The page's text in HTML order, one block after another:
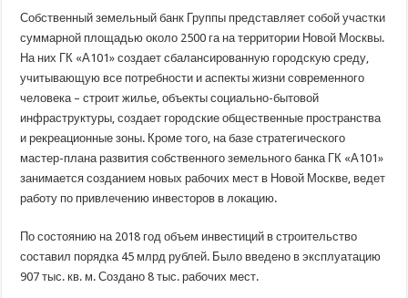
Собственный земельный банк Группы представляет собой участки
суммарной площадью около 2500 га на территории Новой Москвы.
На них ГК «А101» создает сбалансированную городскую среду,
учитывающую все потребности и аспекты жизни современного
человека – строит жилье, объекты социально-бытовой
инфраструктуры, создает городские общественные пространства
и рекреационные зоны. Кроме того, на базе стратегического
мастер-плана развития собственного земельного банка ГК «А101»
занимается созданием новых рабочих мест в Новой Москве, ведет
работу по привлечению инвесторов в локацию.
По состоянию на 2018 год объем инвестиций в строительство
составил порядка 45 млрд рублей. Было введено в эксплуатацию
907 тыс. кв. м. Создано 8 тыс. рабочих мест.